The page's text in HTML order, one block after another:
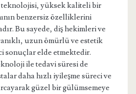
yüksek kaliteli bir
benzersiz özelliklerini
Bu sayede, diş hekimleri ve
uzun ömürlü ve estetik
sonuçlar elde etmektedir.
ile tedavi süresi de
daha hızlı iyileşme süreci ve
güzel bir gülümsemeye